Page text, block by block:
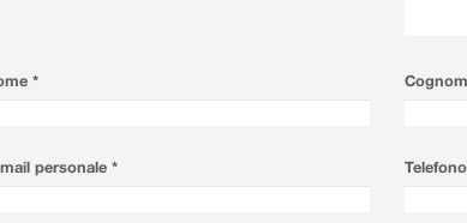
*
personale *